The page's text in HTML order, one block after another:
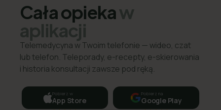
Cała opiekaw
aplikacji
Telemedycyna w Twoim telefonie — wideo, czat
lub telefon. Teleporady, e-recepty, e-skierowania
i historia konsultacji zawsze pod ręką.
Pobierz w
App Store
Pobierz na
Google Play